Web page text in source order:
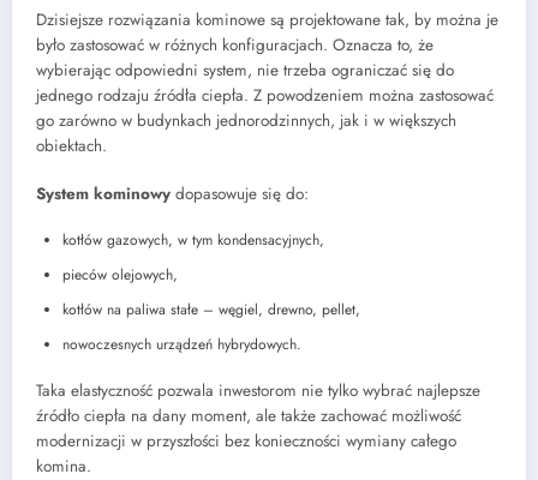
Dzisiejsze rozwiązania kominowe są projektowane tak, by można je
było zastosować w różnych konfiguracjach. Oznacza to, że
wybierając odpowiedni system, nie trzeba ograniczać się do
jednego rodzaju źródła ciepła. Z powodzeniem można zastosować
go zarówno w budynkach jednorodzinnych, jak i w większych
obiektach.
System kominowy dopasowuje się do:
kotłów gazowych, w tym kondensacyjnych,
pieców olejowych,
kotłów na paliwa stałe – węgiel, drewno, pellet,
nowoczesnych urządzeń hybrydowych.
Taka elastyczność pozwala inwestorom nie tylko wybrać najlepsze
źródło ciepła na dany moment, ale także zachować możliwość
modernizacji w przyszłości bez konieczności wymiany całego
komina.